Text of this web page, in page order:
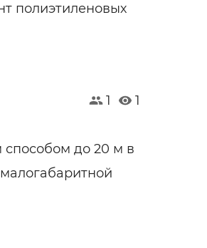
полиэтиленовых
1 1
до 20 м в